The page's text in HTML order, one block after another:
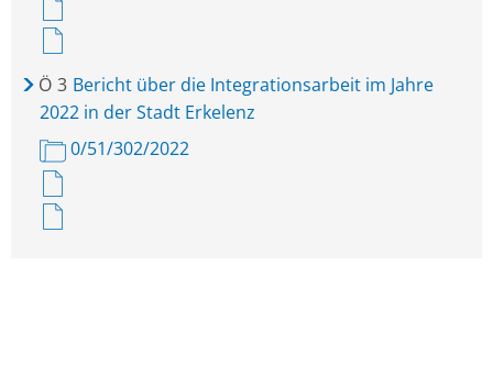
Ö 3 Bericht über die Integrationsarbeit im Jahre
2022 in der Stadt Erkelenz
0/51/302/2022